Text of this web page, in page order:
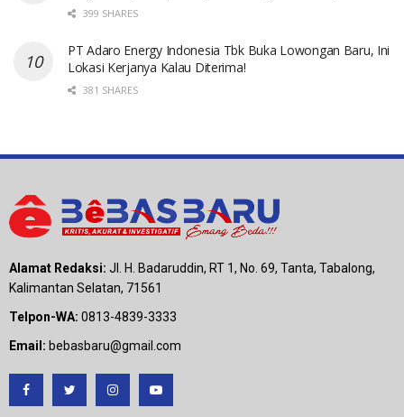
399 SHARES
PT Adaro Energy Indonesia Tbk Buka Lowongan Baru, Ini
Lokasi Kerjanya Kalau Diterima!
381 SHARES
Alamat Redaksi: Jl. H. Badaruddin, RT 1, No. 69, Tanta, Tabalong,
Kalimantan Selatan, 71561
Telpon-WA: 0813-4839-3333
Email: bebasbaru@gmail.com